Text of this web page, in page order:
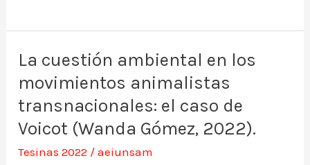
2022).
en
EEUU
durante
el
gobierno
La cuestión ambiental en los
movimientos animalistas
transnacionales: el caso de
Voicot (Wanda Gómez, 2022).
Tesinas 2022 /aeiunsam
La
cuestión
ambiental
en